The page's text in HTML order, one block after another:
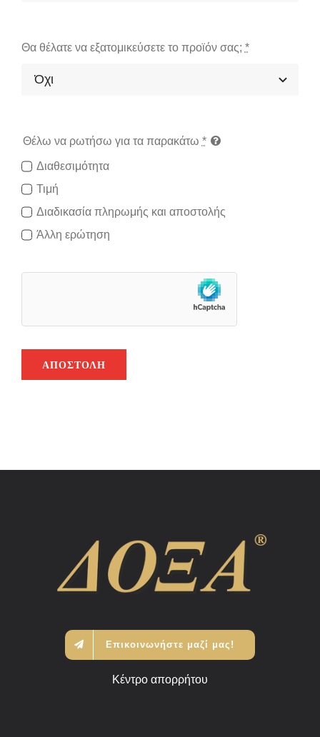
Θα θέλατε να εξατομικεύσετε το προϊόν σας; *
Θέλω να ρωτήσω για τα παρακάτω *
Διαθεσιμότητα
Τιμή
Διαδικασία πληρωμής και αποστολής
Άλλη ερώτηση
ΑΠΟΣΤΟΛΉ
Επικοινωνήστε μαζί μας!
Κέντρο απορρήτου